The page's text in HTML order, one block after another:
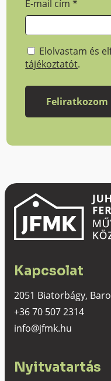
E-mail cím*
Elolvastam és
tájékoztatót.
Kapcsolat
2051 Biatorbágy,
+36 70 507 2314
info@jfmk.hu
Nyitvatartás